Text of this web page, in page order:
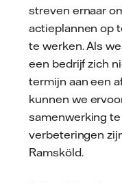
streven ernaar
actieplannen op
te werken. Als
een bedrijf zich
termijn aan een
kunnen we
samenwerking
verbeteringen
Ramsköld.